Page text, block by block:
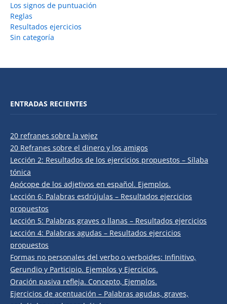
Los signos de puntuación
Reglas
Resultados ejercicios
Sin categoría
ENTRADAS RECIENTES
20 refranes sobre la vejez
20 Refranes sobre el dinero y los amigos
Lección 2: Resultados de los ejercicios propuestos – Sílaba
tónica
Apócope de los adjetivos en español. Ejemplos.
Lección 6: Palabras esdrújulas – Resultados ejercicios
propuestos
Lección 5: Palabras graves o llanas – Resultados ejercicios
Lección 4: Palabras agudas – Resultados ejercicios
propuestos
Formas no personales del verbo o verboides: Infinitivo,
Gerundio y Participio. Ejemplos y Ejercicios.
Oración pasiva refleja. Concepto, Ejemplos.
Ejercicios de acentuación – Palabras agudas, graves,